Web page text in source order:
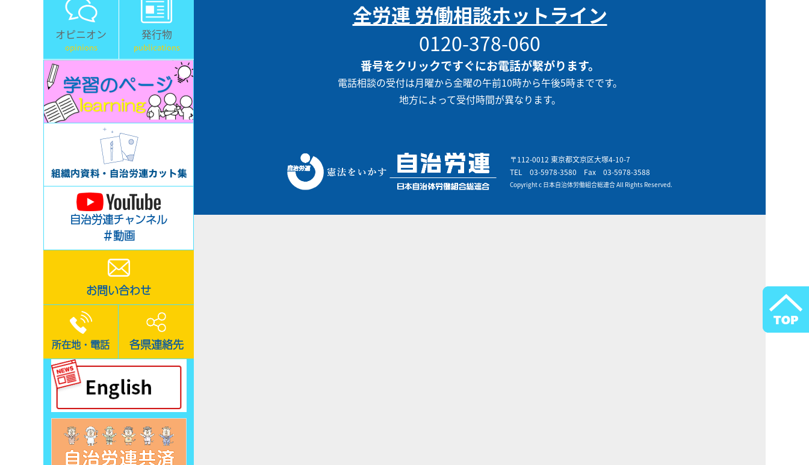
オピニオン
opinions
発行物
publications
自治労連チャンネル
＃動画
お問い合わせ
所在地・電話 各県連絡先
全労連 労働相談ホットライン
0120-378-060
番号をクリックですぐにお電話が繋がります。
電話相談の受付は月曜から金曜の午前10時から午後5時までです。
地方によって受付時間が異なります。
〒112-0012 東京都文京区大塚4-10-7
TEL 03-5978-3580 Fax 03-5978-3588
Copyright c 日本自治体労働組合総連合 All Rights Reserved.